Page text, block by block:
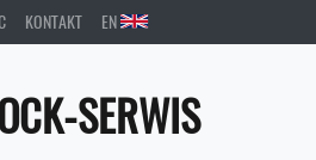
KONTAKT EN
SERWIS